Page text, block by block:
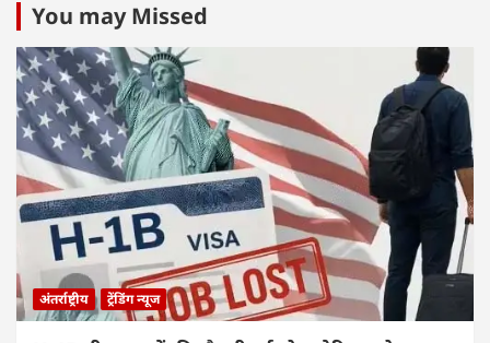
You may Missed
अंतर्राष्ट्रीय ट्रेंडिंग न्यूज